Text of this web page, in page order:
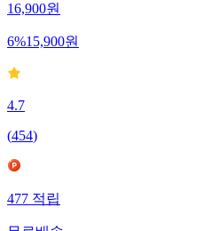
16,900원
6%15,900원
4.7
(454)
477 적립